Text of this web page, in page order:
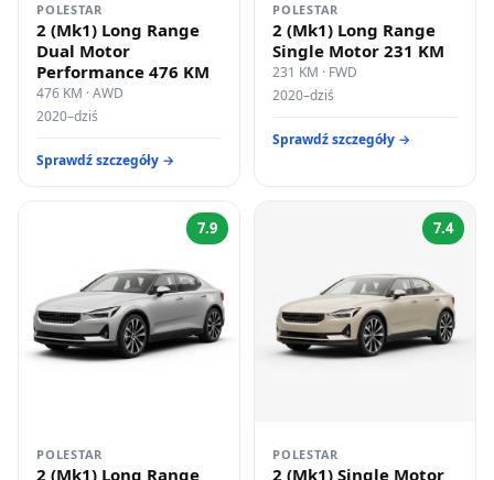
POLESTAR
2 (Mk1) Long Range
Dual Motor
Performance 476 KM
476 KM · AWD
2020–dziś
Sprawdź szczegóły →
POLESTAR
2 (Mk1) Long Range
Single Motor 231 KM
231 KM · FWD
2020–dziś
Sprawdź szczegóły →
7.9
POLESTAR
2 (Mk1) Long Range
7.4
POLESTAR
2 (Mk1) Single Motor